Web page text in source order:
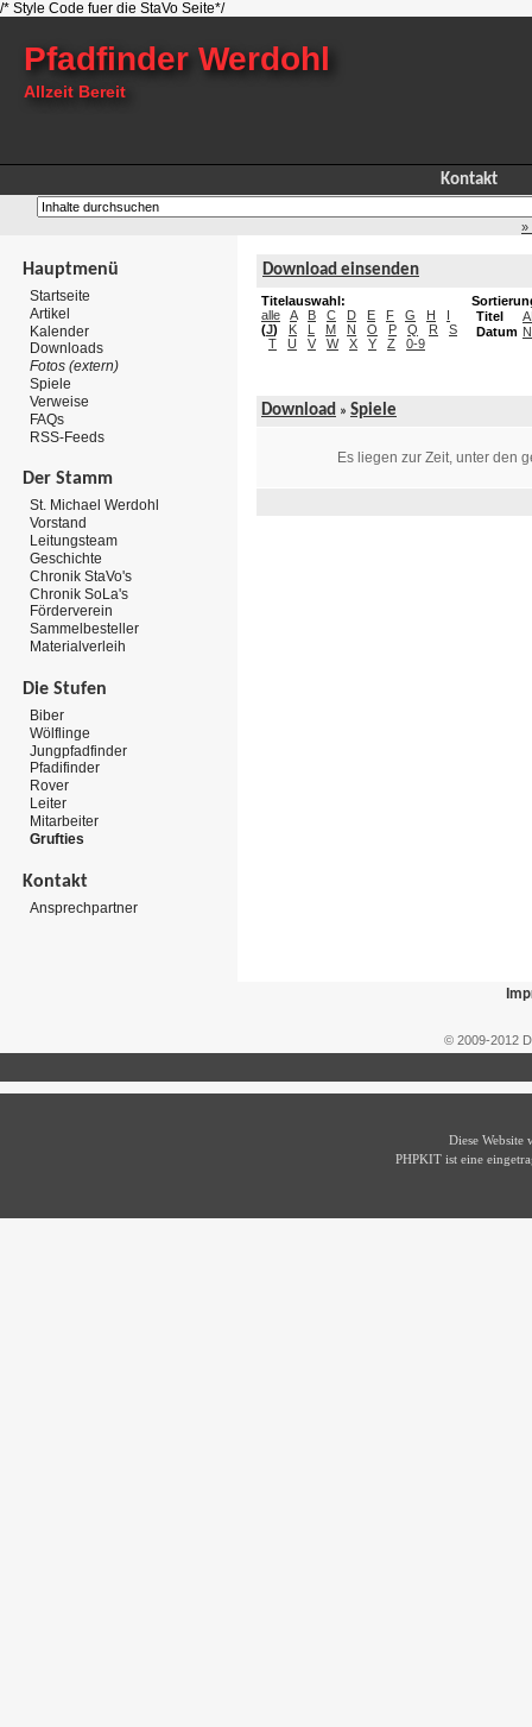
/* Style Code fuer die StaVo Seite*/
Pfadfinder Werdohl
Allzeit Bereit
Kontakt
»
Hauptmenü
Startseite
Artikel
Kalender
Downloads
Fotos (extern)
Spiele
Verweise
FAQs
RSS-Feeds
Der Stamm
St. Michael Werdohl
Vorstand
Leitungsteam
Geschichte
Chronik StaVo's
Chronik SoLa's
Förderverein
Sammelbesteller
Materialverleih
Die Stufen
Biber
Wölflinge
Jungpfadfinder
Pfadifinder
Rover
Leiter
Mitarbeiter
Grufties
Kontakt
Ansprechpartner
Download einsenden
Titelauswahl:
alle
A B C D E F G H
I
(J) K L M N O P Q R
S
T
U V W X Y Z 0-9
Titel
Datum
Download » Spiele
Es liegen zur Zeit, unter den
© 2009-2012
Diese Website
PHPKIT ist eine